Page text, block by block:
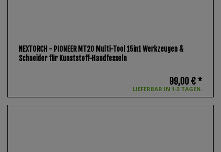
NEXTORCH - PIONEER MT20 Multi-Tool 15in1 Werkzeugen &
Schneider für Kunststoff-Handfesseln
LIEFERBAR IN 1-3 TAGEN.
99,00 € *